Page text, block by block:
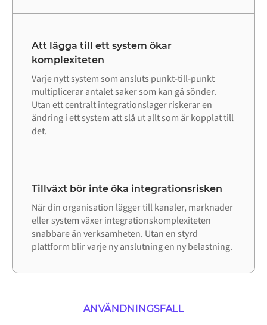
Att lägga till ett system ökar
komplexiteten
Varje nytt system som ansluts punkt-till-punkt
multiplicerar antalet saker som kan gå sönder.
Utan ett centralt integrationslager riskerar en
ändring i ett system att slå ut allt som är kopplat till
det.
Tillväxt bör inte öka integrationsrisken
När din organisation lägger till kanaler, marknader
eller system växer integrationskomplexiteten
snabbare än verksamheten. Utan en styrd
plattform blir varje ny anslutning en ny belastning.
ANVÄNDNINGSFALL